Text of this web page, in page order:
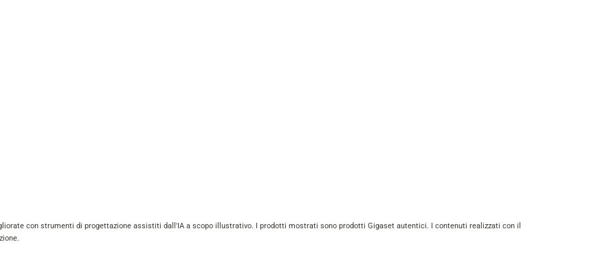
con strumenti di progettazione assistiti dall'IA a scopo illustrativo. I prodotti mostrati sono prodotti Gigaset autentici. I contenuti realizzati con il